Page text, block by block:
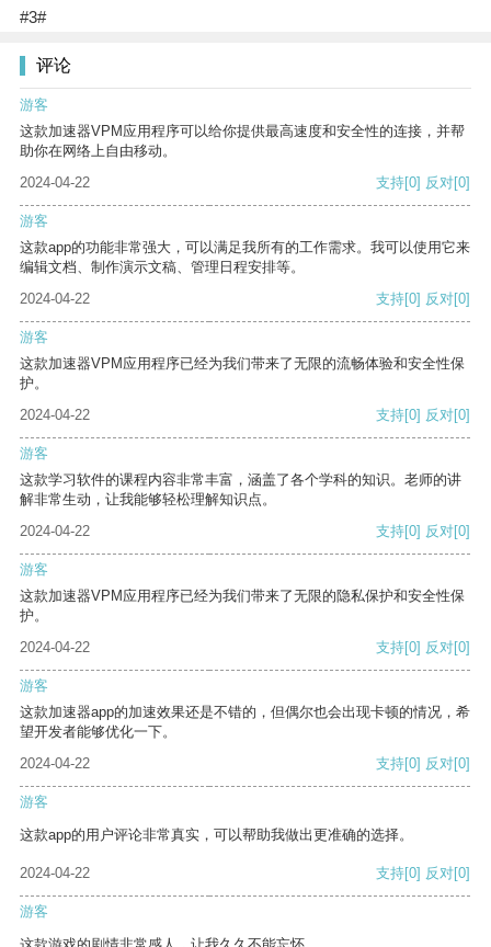
#3#
评论
游客
这款加速器VPM应用程序可以给你提供最高速度和安全性的连接，并帮
助你在网络上自由移动。
2024-04-22
支持[0] 反对[0]
游客
这款app的功能非常强大，可以满足我所有的工作需求。我可以使用它来
编辑文档、制作演示文稿、管理日程安排等。
2024-04-22
支持[0] 反对[0]
游客
这款加速器VPM应用程序已经为我们带来了无限的流畅体验和安全性保
护。
2024-04-22
支持[0] 反对[0]
游客
这款学习软件的课程内容非常丰富，涵盖了各个学科的知识。老师的讲
解非常生动，让我能够轻松理解知识点。
2024-04-22
支持[0] 反对[0]
游客
这款加速器VPM应用程序已经为我们带来了无限的隐私保护和安全性保
护。
2024-04-22
支持[0] 反对[0]
游客
这款加速器app的加速效果还是不错的，但偶尔也会出现卡顿的情况，希
望开发者能够优化一下。
2024-04-22
支持[0] 反对[0]
游客
这款app的用户评论非常真实，可以帮助我做出更准确的选择。
2024-04-22 支持[0] 反对[0]
游客